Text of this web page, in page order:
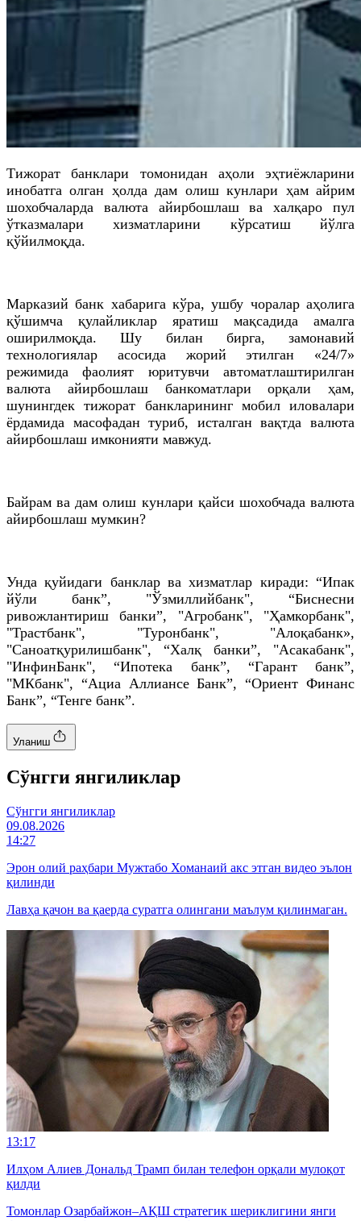
Тижорат банклари томонидан аҳоли эҳтиёжларини
инобатга олган ҳолда дам олиш кунлари ҳам айрим
шохобчаларда валюта айирбошлаш ва халқаро пул
ўтказмалари хизматларини кўрсатиш йўлга
қўйилмоқда.
Марказий банк хабарига кўра, ушбу чоралар аҳолига
қўшимча қулайликлар яратиш мақсадида амалга
оширилмоқда. Шу билан бирга, замонавий
технологиялар асосида жорий этилган «24/7»
режимида фаолият юритувчи автоматлаштирилган
валюта айирбошлаш банкоматлари орқали ҳам,
шунингдек тижорат банкларининг мобил иловалари
ёрдамида масофадан туриб, исталган вақтда валюта
айирбошлаш имконияти мавжуд.
Байрам ва дам олиш кунлари қайси шохобчада валюта
айирбошлаш мумкин?
Унда қуйидаги банклар ва хизматлар киради: “Ипак
йўли банк”, "Ўзмиллийбанк", “Биснесни
ривожлантириш банки”, "Агробанк", "Ҳамкорбанк",
"Трастбанк", "Туронбанк", "Алоқабанк»,
"Саноатқурилишбанк", “Халқ банки”, "Асакабанк",
"ИнфинБанк", “Ипотека банк”, “Гарант банк”,
"МКбанк", “Ациа Аллиансе Банк”, “Ориент Финанс
Банк”, “Тенге банк”.
Уланиш
Cўнгги янгиликлар
Cўнгги янгиликлар
09.08.2026
14:27
Эрон олий раҳбари Мужтабо Хоманаий акс этган видео эълон
қилинди
Лавҳа қачон ва қаерда суратга олингани маълум қилинмаган.
13:17
Илҳом Алиев Дональд Трамп билан телефон орқали мулоқот
қилди
Томонлар Озарбайжон–АҚШ стратегик шериклигини янги